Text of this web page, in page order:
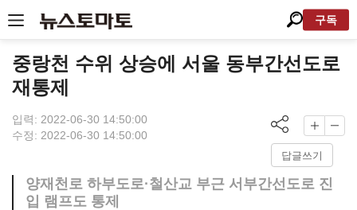
구독
중랑천 수위 상승에 서울 동부간선도로
재통제
입력: 2022-06-30 14:50:00
수정: 2022-06-30 14:50:00
답글쓰기
양재천로 하부도로·철산교 부근 서부간선도로 진
입 램프도 통제